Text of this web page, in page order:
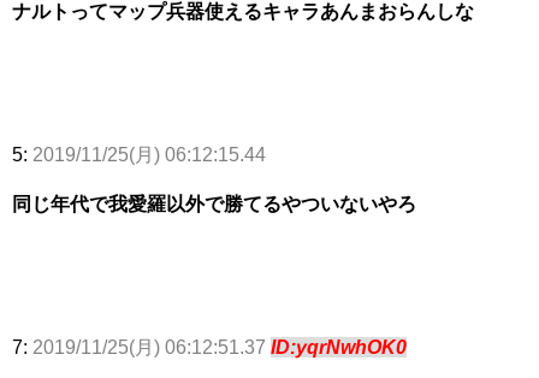
ナルトってマップ兵器使えるキャラあんまおらんしな
5: 2019/11/25(月) 06:12:15.44
同じ年代で我愛羅以外で勝てるやついないやろ
7: 2019/11/25(月) 06:12:51.37 ID:yqrNwhOK0